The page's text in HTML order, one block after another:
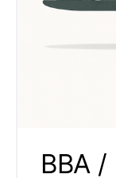
BBA /